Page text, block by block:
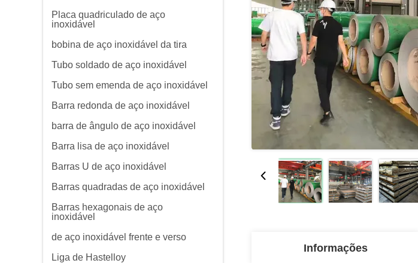
Placa quadriculado de aço
inoxidável
bobina de aço inoxidável da tira
Tubo soldado de aço inoxidável
Tubo sem emenda de aço inoxidável
Barra redonda de aço inoxidável
barra de ângulo de aço inoxidável
Barra lisa de aço inoxidável
Barras U de aço inoxidável
Barras quadradas de aço inoxidável
Barras hexagonais de aço
inoxidável
de aço inoxidável frente e verso
Liga de Hastelloy
Informações